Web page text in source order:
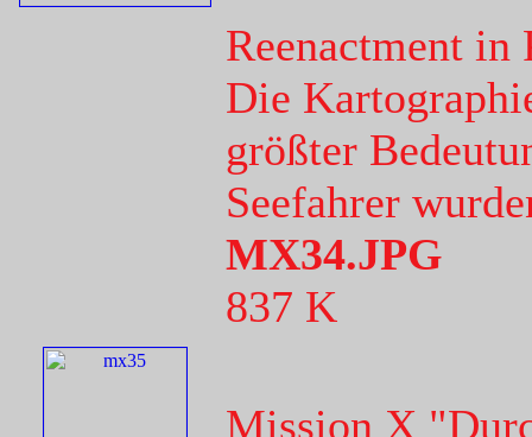
Reenactment in
Die
größter
Seefahrer
MX34.JPG
837 K
Mission X